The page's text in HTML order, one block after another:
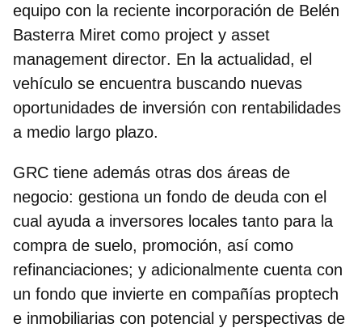
equipo con la reciente incorporación de Belén
Basterra Miret como project y asset
management director. En la actualidad, el
vehículo se encuentra buscando nuevas
oportunidades de inversión con rentabilidades
a medio largo plazo.
GRC tiene además otras dos áreas de
negocio: gestiona un fondo de deuda con el
cual ayuda a inversores locales tanto para la
compra de suelo, promoción, así como
refinanciaciones; y adicionalmente cuenta con
un fondo que invierte en compañías proptech
e inmobiliarias con potencial y perspectivas de